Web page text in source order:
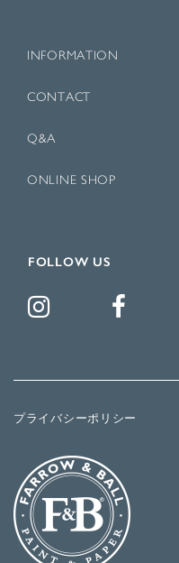
INFORMATION
CONTACT
Q&A
ONLINE SHOP
FOLLOW US
プライバシーポリシー